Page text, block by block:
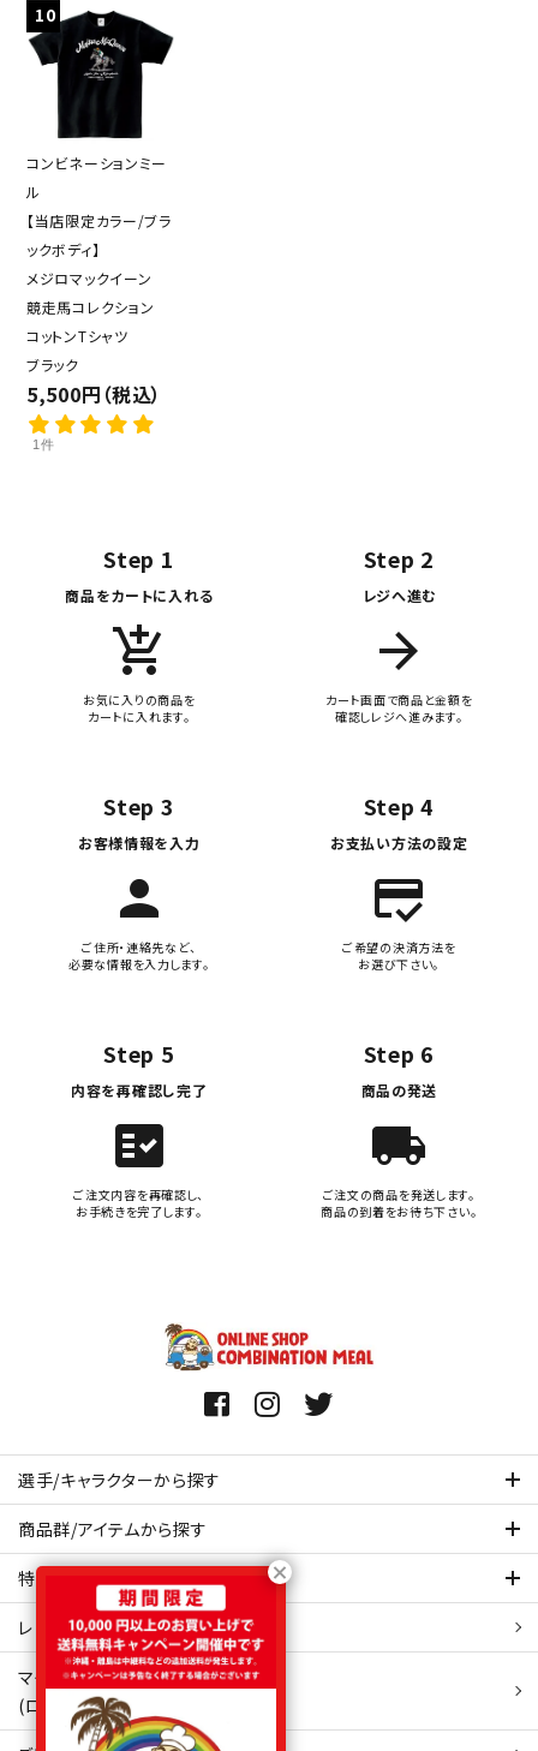
10
コンビネーションミー
ル
【当店限定カラー/ブラ
ックボディ】
メジロマックイーン
競走馬コレクション
コットンTシャツ
ブラック
5,500円（税込）
1件
Step 1
商品をカートに入れる
add_shopping_cart
お気に入りの商品を
カートに入れます。
Step 2
レジへ進む
arrow_forward
カート画面で商品と金額を
確認しレジへ進みます。
Step 3
お客様情報を入力
person
ご住所・連絡先など、
必要な情報を入力します。
Step 4
お支払い方法の設定
credit_score
ご希望の決済方法を
お選び下さい。
Step 5
内容を再確認し完了
fact_check
ご注文内容を再確認し、
お手続きを完了します。
Step 6
商品の発送
local_shipping
ご注文の商品を発送します。
商品の到着をお待ち下さい。
選手/キャラクターから探す
商品群/アイテムから探す
特集ページを見てみる
レビュー・口コミ 一覧ページ
マイアカウント
(ログイン/新規会員登録)